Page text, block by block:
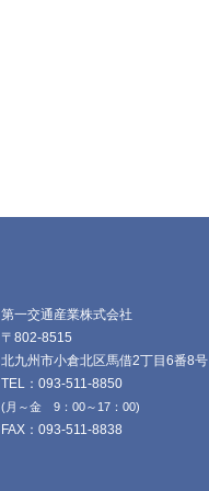
第一交通産業株式会社
〒802-8515
北九州市小倉北区馬借2丁目6番8号
TEL：093-511-8850
(月～金 9：00～17：00)
FAX：093-511-8838